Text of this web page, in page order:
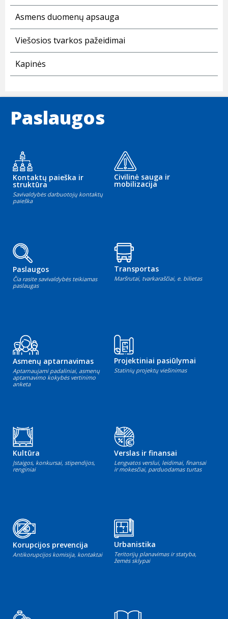
Asmens duomenų apsauga
Viešosios tvarkos pažeidimai
Kapinės
Paslaugos
Kontaktų paieška ir
struktūra
Savivaldybės darbuotojų kontaktų
paieška
Civilinė sauga ir
mobilizacija
Paslaugos
Čia rasite savivaldybės teikiamas
paslaugas
Transportas
Maršrutai, tvarkaraščiai, e. bilietas
Asmenų aptarnavimas
Aptarnaujami padaliniai, asmenų
aptarnavimo kokybės vertinimo
anketa
Projektiniai pasiūlymai
Statinių projektų viešinimas
Kultūra
Įstaigos, konkursai, stipendijos,
renginiai
Verslas ir finansai
Lengvatos verslui, leidimai, finansai
ir mokesčiai, parduodamas turtas
Korupcijos prevencija
Antikorupcijos komisija, kontaktai
Urbanistika
Teritorijų planavimas ir statyba,
žemės sklypai